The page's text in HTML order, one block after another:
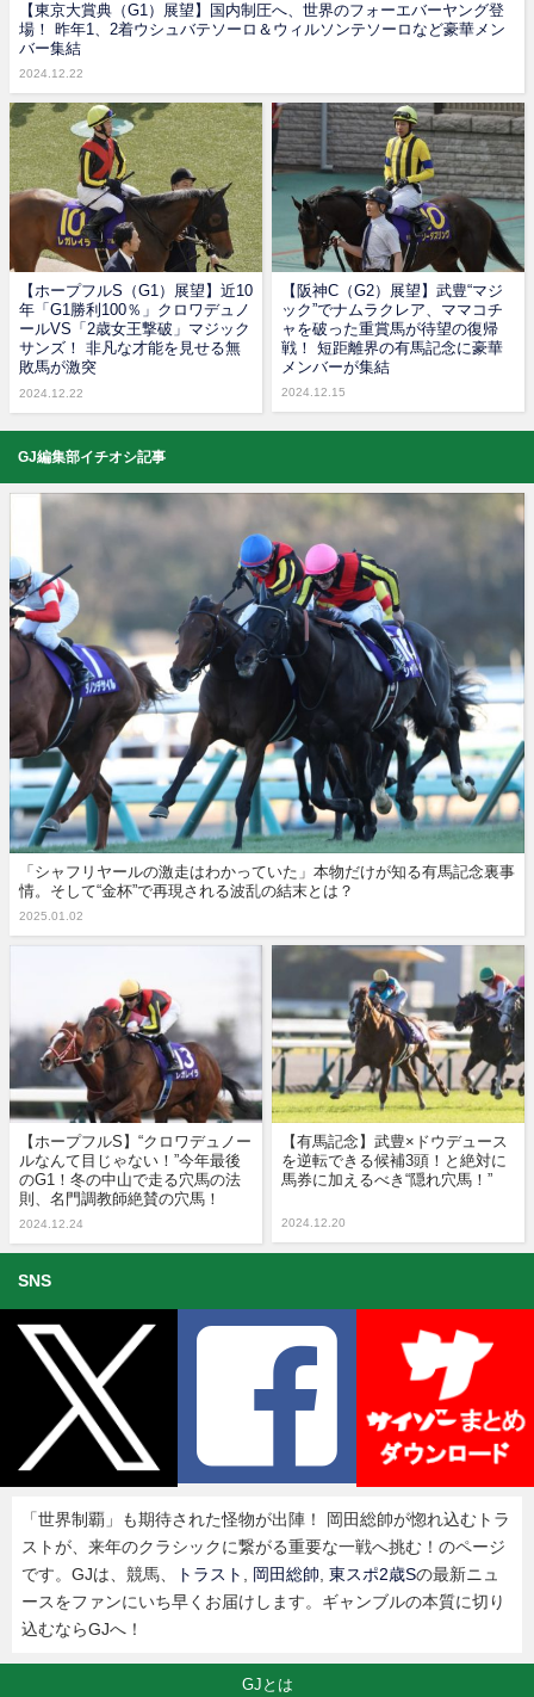
【東京大賞典（G1）展望】国内制圧へ、世界のフォーエバーヤング登
場！ 昨年1、2着ウシュバテソーロ＆ウィルソンテソーロなど豪華メン
バー集結
2024.12.22
【ホープフルS（G1）展望】近10
年「G1勝利100％」クロワデュノ
ールVS「2歳女王撃破」マジック
サンズ！ 非凡な才能を見せる無
敗馬が激突
2024.12.22
【阪神C（G2）展望】武豊“マジ
ック”でナムラクレア、ママコチ
ャを破った重賞馬が待望の復帰
戦！ 短距離界の有馬記念に豪華
メンバーが集結
2024.12.15
GJ編集部イチオシ記事
「シャフリヤールの激走はわかっていた」本物だけが知る有馬記念裏事
情。そして“金杯”で再現される波乱の結末とは？
2025.01.02
【ホープフルS】“クロワデュノー
ルなんて目じゃない！”今年最後
のG1！冬の中山で走る穴馬の法
則、名門調教師絶賛の穴馬！
2024.12.24
【有馬記念】武豊×ドウデュース
を逆転できる候補3頭！と絶対に
馬券に加えるべき“隠れ穴馬！”
2024.12.20
SNS
「世界制覇」も期待された怪物が出陣！ 岡田総帥が惚れ込むトラ
ストが、来年のクラシックに繋がる重要な一戦へ挑む！のページ
です。GJは、競馬、
トラスト 岡田総帥 東スポ2歳Sの最新ニュ
ースをファンにいち早くお届けします。ギャンブルの本質に切り
込むならGJへ！
GJとは